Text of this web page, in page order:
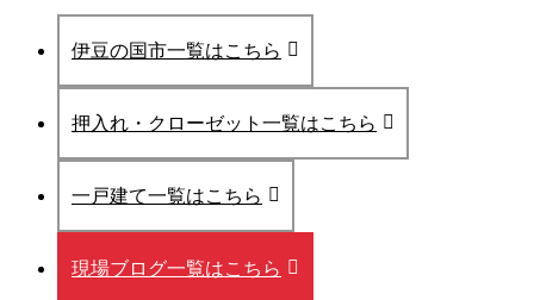
伊豆の国市一覧はこちら
押入れ・クローゼット一覧はこちら
一戸建て一覧はこちら
現場ブログ一覧はこちら